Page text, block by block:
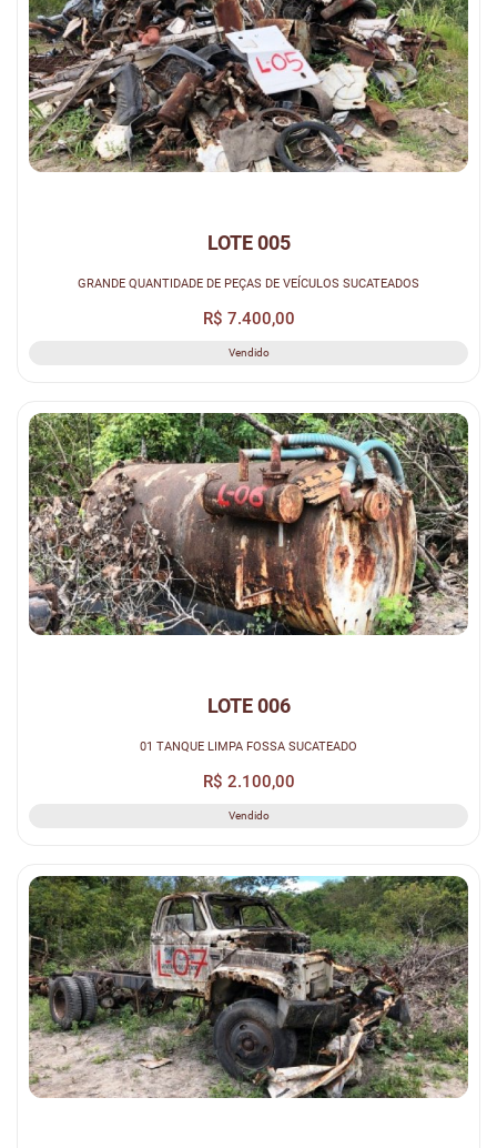
LOTE 005
GRANDE QUANTIDADE DE PEÇAS DE VEÍCULOS SUCATEADOS
R$ 7.400,00
Vendido
LOTE 006
01 TANQUE LIMPA FOSSA SUCATEADO
R$ 2.100,00
Vendido